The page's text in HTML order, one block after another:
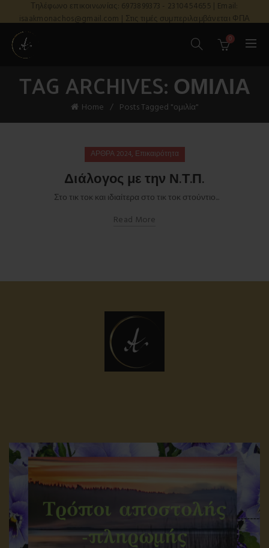
Τηλέφωνο επικοινωνίας: 6973899373 - 2310454655 | Email:
isaakmonachos@gmail.com | Στις τιμές συμπεριλαμβάνεται ΦΠΑ
0
TAG ARCHIVES: ΟΜΙΛΊΑ
Home Posts Tagged "ομιλία"
ΑΡΘΡΑ 2024, Επικαιρότητα
Διάλογος με την Ν.Τ.Π.
Στο τικ τοκ και ιδιαίτερα στο τικ τοκ στούντιο...
Read More